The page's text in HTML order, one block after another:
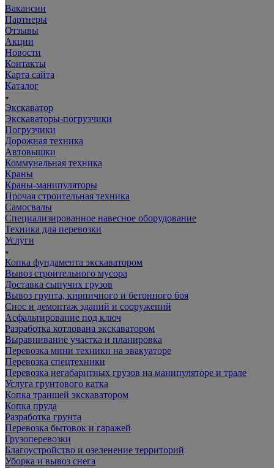
Вакансии
Партнеры
Отзывы
Акции
Новости
Контакты
Карта сайта
Каталог
Экскаватор
Экскаваторы-погрузчики
Погрузчики
Дорожная техника
Автовышки
Коммунальная техника
Краны
Краны-манипуляторы
Прочая строительная техника
Самосвалы
Специализированное навесное оборудование
Техника для перевозки
Услуги
Копка фундамента экскаватором
Вывоз строительного мусора
Доставка сыпучих грузов
Вывоз грунта, кирпичного и бетонного боя
Снос и демонтаж зданий и сооружений
Асфальтирование под ключ
Разработка котлована экскаватором
Выравнивание участка и планировка
Перевозка мини техники на эвакуаторе
Перевозка спецтехники
Перевозка негабаритных грузов на манипуляторе и трале
Услуга грунтового катка
Копка траншей экскаватором
Копка пруда
Разработка грунта
Перевозка бытовок и гаражей
Грузоперевозки
Благоустройство и озеленение территорий
Уборка и вывоз снега